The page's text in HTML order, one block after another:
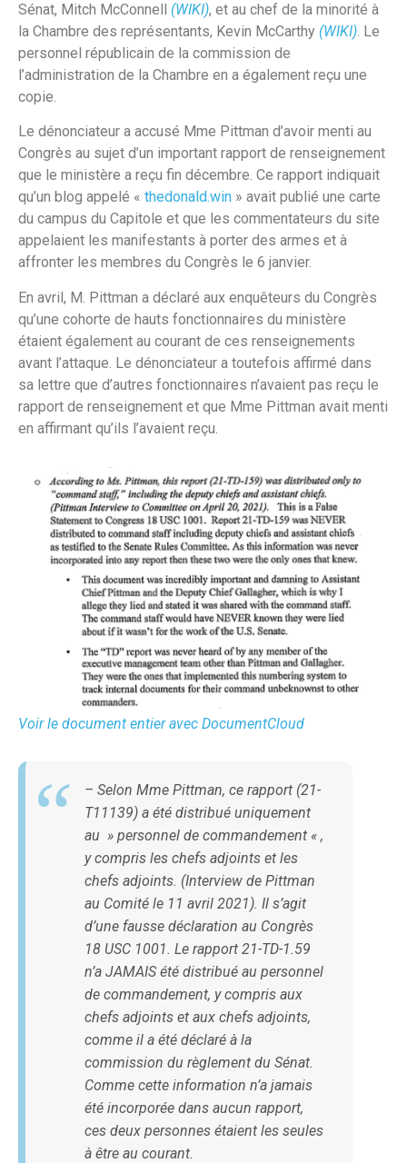
Sénat, Mitch McConnell (WIKI), et au chef de la minorité à
la Chambre des représentants, Kevin McCarthy (WIKI). Le
personnel républicain de la commission de
l’administration de la Chambre en a également reçu une
copie.
Le dénonciateur a accusé Mme Pittman d’avoir menti au
Congrès au sujet d’un important rapport de renseignement
que le ministère a reçu fin décembre. Ce rapport indiquait
qu’un blog appelé « thedonald.win » avait publié une carte
du campus du Capitole et que les commentateurs du site
appelaient les manifestants à porter des armes et à
affronter les membres du Congrès le 6 janvier.
En avril, M. Pittman a déclaré aux enquêteurs du Congrès
qu’une cohorte de hauts fonctionnaires du ministère
étaient également au courant de ces renseignements
avant l’attaque. Le dénonciateur a toutefois affirmé dans
sa lettre que d’autres fonctionnaires n’avaient pas reçu le
rapport de renseignement et que Mme Pittman avait menti
en affirmant qu’ils l’avaient reçu.
Voir le document entier avec DocumentCloud
– Selon Mme Pittman, ce rapport (21-
T11139) a été distribué uniquement
au » personnel de commandement « ,
y compris les chefs adjoints et les
chefs adjoints. (Interview de Pittman
au Comité le 11 avril 2021). Il s’agit
d’une fausse déclaration au Congrès
18 USC 1001. Le rapport 21-TD-1.59
n’a JAMAIS été distribué au personnel
de commandement, y compris aux
chefs adjoints et aux chefs adjoints,
comme il a été déclaré à la
commission du règlement du Sénat.
Comme cette information n’a jamais
été incorporée dans aucun rapport,
ces deux personnes étaient les seules
à être au courant.